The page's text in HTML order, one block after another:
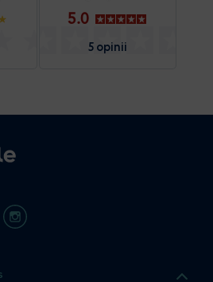
5.0
5 opinii